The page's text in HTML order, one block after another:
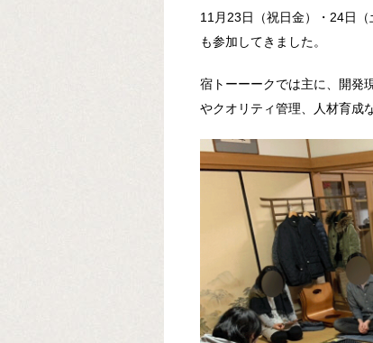
11月23日（祝日金）・24日
も参加してきました。
宿トーーークでは主に、開発
やクオリティ管理、人材育成